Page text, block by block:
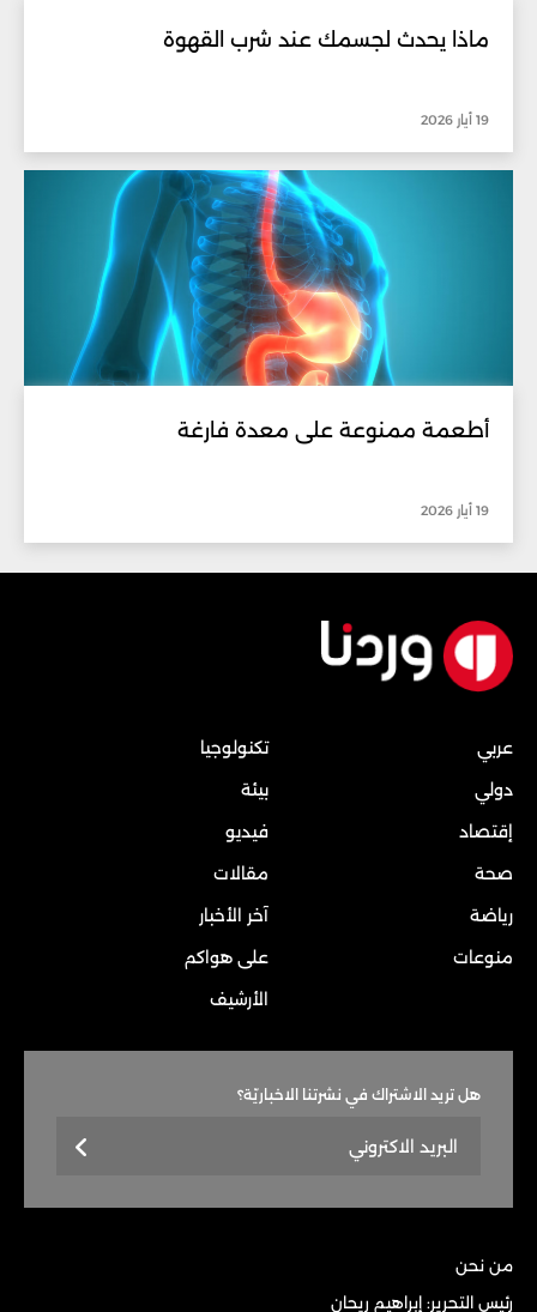
ماذا يحدث لجسمك عند شرب القهوة
19 أيار 2026
أطعمة ممنوعة على معدة فارغة
19 أيار 2026
عربي
دولي
إقتصاد
صحة
رياضة
منوعات
تكنولوجيا
بيئة
فيديو
مقالات
آخر الأخبار
على هواكم
الأرشيف
هل تريد الاشتراك في نشرتنا الاخباريّة؟
من نحن
رئيس التحرير: إبراهيم ريحان